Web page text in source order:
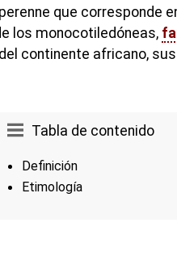
que corresponde
los monocotiledóneas,
continente africano,
Tabla de contenido
Definición
Etimología